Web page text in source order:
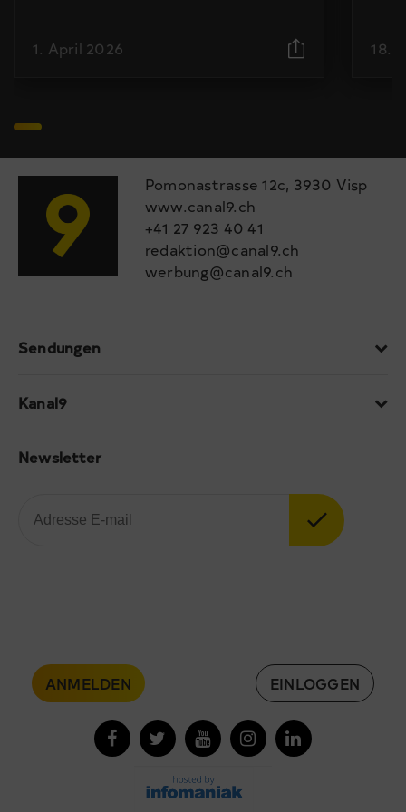
1. April 2026 18.
Pomonastrasse 12c, 3930 Visp
www.canal9.ch
+41 27 923 40 41
redaktion@canal9.ch
werbung@canal9.ch
Sendungen
Kanal9
Newsletter
ANMELDEN EINLOGGEN